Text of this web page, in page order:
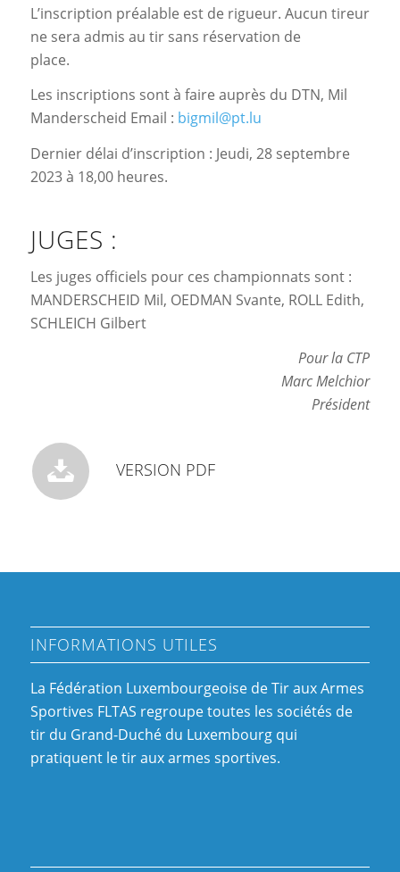
L’inscription préalable est de rigueur. Aucun tireur
ne sera admis au tir sans réservation de
place.
Les inscriptions sont à faire auprès du DTN, Mil
Manderscheid Email : bigmil@pt.lu
Dernier délai d’inscription : Jeudi, 28 septembre
2023 à 18,00 heures.
JUGES :
Les juges officiels pour ces championnats sont :
MANDERSCHEID Mil, OEDMAN Svante, ROLL Edith,
SCHLEICH Gilbert
Pour la CTP
Marc Melchior
Président
VERSION PDF
INFORMATIONS UTILES
La Fédération Luxembourgeoise de Tir aux Armes
Sportives FLTAS regroupe toutes les sociétés de
tir du Grand-Duché du Luxembourg qui
pratiquent le tir aux armes sportives.